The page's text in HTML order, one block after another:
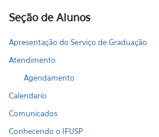
Seção de Alunos
Apresentação do Serviço de Graduação
Atendimento
Agendamento
Calendario
Comunicados
Conhecendo o IFUSP